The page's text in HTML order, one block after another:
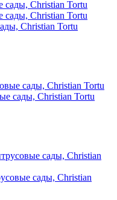
Christian Tortu
сады, Christian Tortu
сады, Christian